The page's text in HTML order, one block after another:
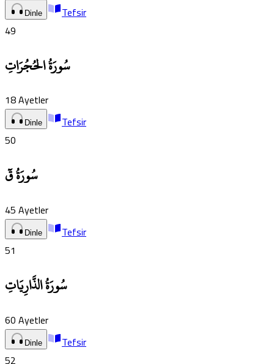
Dinle
Tefsir
49
سُورَةُ الحُجُرَاتِ
18Ayetler
Dinle
Tefsir
50
سُورَةُ قٓ
45Ayetler
Dinle
Tefsir
51
سُورَةُ الذَّارِيَاتِ
60Ayetler
Dinle
Tefsir